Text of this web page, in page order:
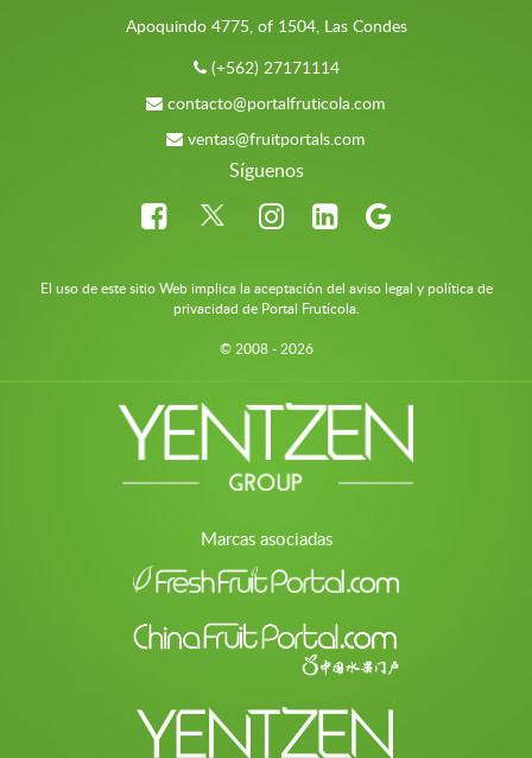
Apoquindo 4775, of 1504, Las Condes
(+562) 27171114
contacto@portalfruticola.com
ventas@fruitportals.com
Síguenos
El uso de este sitio Web implica la aceptación del aviso legal y política de
privacidad de Portal Frutícola.
© 2008 - 2026
Marcas asociadas